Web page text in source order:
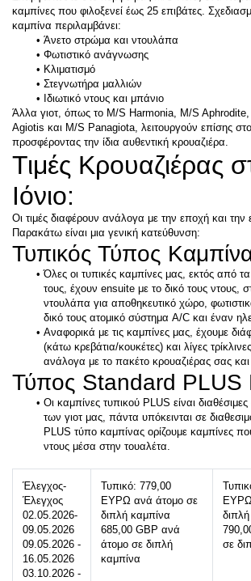
καμπίνες που φιλοξενεί έως 25 επιβάτες.
καμπίνα περιλαμβάνει:
Άνετο στρώμα και ντουλάπα
Φωτιστικό ανάγνωσης
Κλιματισμό
Στεγνωτήρα μαλλιών
Ιδιωτικό ντους και μπάνιο
Άλλα γιοτ, όπως το M/S Harmonia, M/S
Agiotis και M/S Panagiota, λειτουργούν επίσης
προσφέροντας την ίδια αυθεντική κρουαζιέρα.
Τιμές Κρουαζιέρας
Ιόνιο:
Οι τιμές διαφέρουν ανάλογα με την εποχή και την
Παρακάτω είναι μια γενική κατεύθυνση:
Τυπικός Τύπος
Όλες οι τυπικές καμπίνες μας, εκτός από
τους, έχουν ensuite με το δικό τους ντους,
ντουλάπα για αποθηκευτικό χώρο,
δικό τους ατομικό σύστημα A/C και έναν
Αναφορικά με τις καμπίνες μας, έχουμε
(κάτω κρεβάτια/κουκέτες) και λίγες
ανάλογα με το πακέτο κρουαζιέρας σας και
Τύπος Standard PLUS
Οι καμπίνες τυπικού PLUS είναι
των γιοτ μας, πάντα υπόκεινται σε
PLUS τύπο καμπίνας ορίζουμε καμπίνες
ντους μέσα στην τουαλέτα.
Έλεγχος-
Έλεγχος
02.05.2026-
09.05.2026
09.05.2026 -
16.05.2026
03.10.2026 -
Τυπικό: 779,00
ΕΥΡΩ ανά άτομο σε
διπλή καμπίνα
685,00 GBP ανά
άτομο σε διπλή
καμπίνα
σε